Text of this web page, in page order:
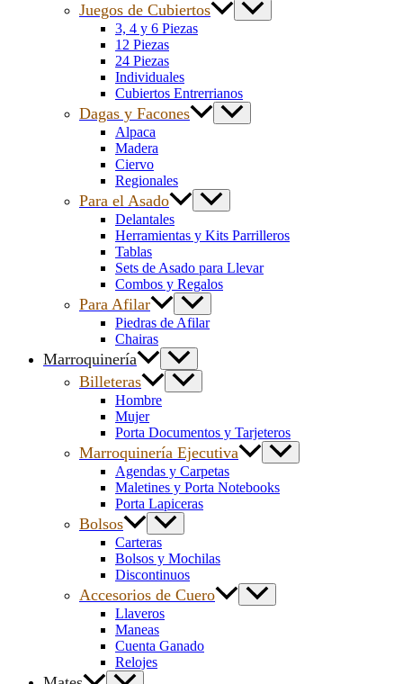
Juegos de Cubiertos
3, 4 y 6 Piezas
12 Piezas
24 Piezas
Individuales
Cubiertos Entrerrianos
Dagas y Facones
Alpaca
Madera
Ciervo
Regionales
Para el Asado
Delantales
Herramientas y Kits Parrilleros
Tablas
Sets de Asado para Llevar
Combos y Regalos
Para Afilar
Piedras de Afilar
Chairas
Marroquinería
Billeteras
Hombre
Mujer
Porta Documentos y Tarjeteros
Marroquinería Ejecutiva
Agendas y Carpetas
Maletines y Porta Notebooks
Porta Lapiceras
Bolsos
Carteras
Bolsos y Mochilas
Discontinuos
Accesorios de Cuero
Llaveros
Maneas
Cuenta Ganado
Relojes